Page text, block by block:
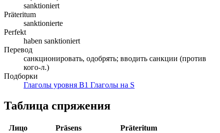
sanktioniert
Präteritum
sanktionierte
Perfekt
haben sanktioniert
Перевод
санкционировать, одобрять; вводить санкции (против
кого-л.)
Подборки
Глаголы уровня B1 Глаголы на S
Таблица спряжения
Лицо Präsens
Präteritum